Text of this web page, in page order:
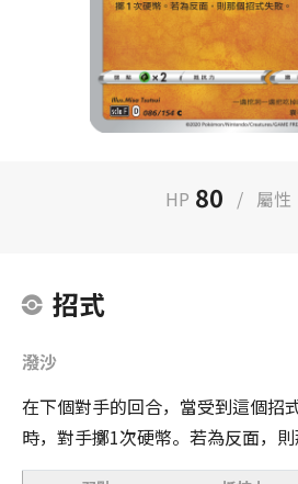
HP 80 / 屬性
招式
潑沙
在下個對手的回合，當受到這個招
時，對手擲1次硬幣。若為反面，則